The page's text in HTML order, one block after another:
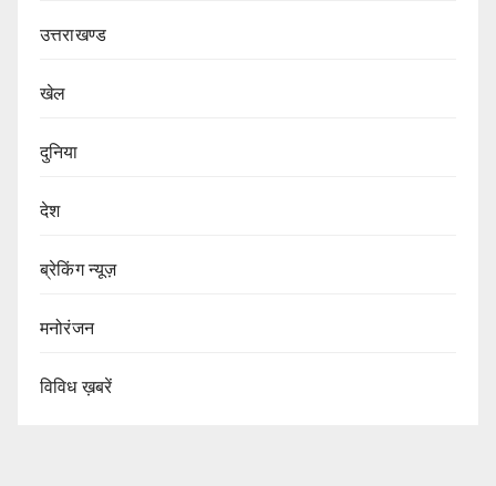
उत्तराखण्ड
खेल
दुनिया
देश
ब्रेकिंग न्यूज़
मनोरंजन
विविध ख़बरें